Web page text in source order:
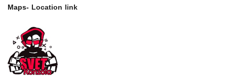
Maps- Location link